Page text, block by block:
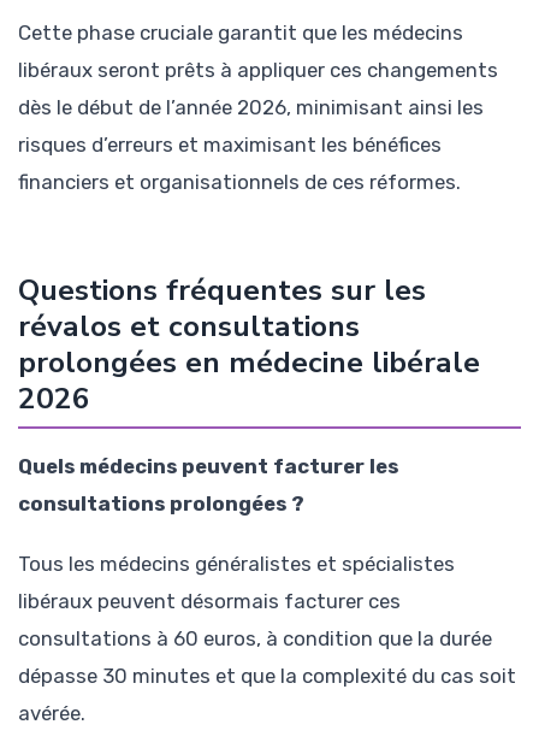
Cette phase cruciale garantit que les médecins
libéraux seront prêts à appliquer ces changements
dès le début de l’année 2026, minimisant ainsi les
risques d’erreurs et maximisant les bénéfices
financiers et organisationnels de ces réformes.
Questions fréquentes sur les
révalos et consultations
prolongées en médecine libérale
2026
Quels médecins peuvent facturer les
consultations prolongées ?
Tous les médecins généralistes et spécialistes
libéraux peuvent désormais facturer ces
consultations à 60 euros, à condition que la durée
dépasse 30 minutes et que la complexité du cas soit
avérée.